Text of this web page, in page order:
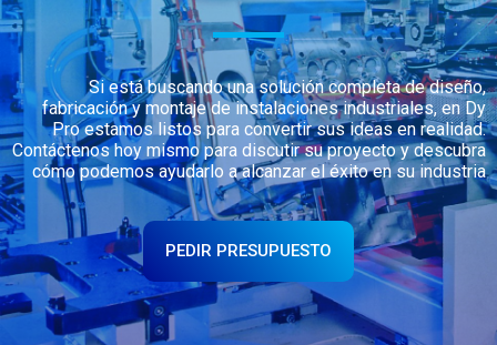
Si está buscando una solución completa de diseño,
fabricación y montaje de instalaciones industriales, en Dy
Pro estamos listos para convertir sus ideas en realidad.
Contáctenos hoy mismo para discutir su proyecto y descubra
cómo podemos ayudarlo a alcanzar el éxito en su industria
PEDIR PRESUPUESTO